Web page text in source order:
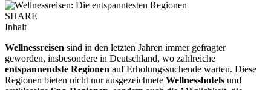
SHARE
Inhalt
Wellnessreisen sind in den letzten Jahren immer gefragter
geworden, insbesondere in Deutschland, wo zahlreiche
entspannendste Regionen auf Erholungssuchende warten. Diese
Regionen bieten nicht nur ausgezeichnete Wellnesshotels und